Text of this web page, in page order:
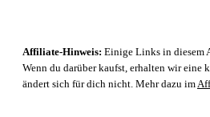
Affiliate-Hinweis: Einige Links in diesem
Wenn du darüber kaufst, erhalten wir eine
ändert sich für dich nicht. Mehr dazu im